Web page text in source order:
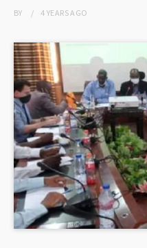
BY 4 YEARSAGO